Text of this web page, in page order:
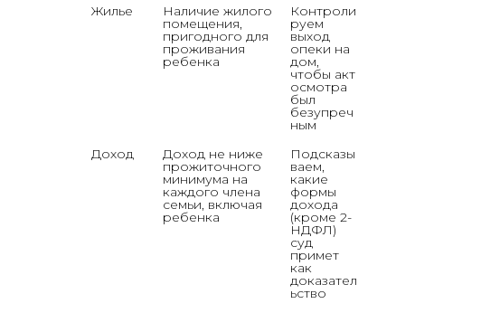
Жилье
Наличие жилого
помещения,
пригодного для
проживания
ребенка
Контроли
руем
выход
опеки на
дом,
чтобы акт
осмотра
был
безупреч
ным
Доход
Доход не ниже
прожиточного
минимума на
каждого члена
семьи, включая
ребенка
Подсказы
ваем,
какие
формы
дохода
(кроме 2-
НДФЛ)
суд
примет
как
доказател
ьство